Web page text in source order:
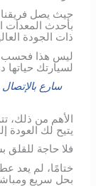
حيث يصل
بأحدث المعدات
ذات الجودة
ليس هذا فحسب،
لسيارتك حياتها
سارع
الأهم من ذلك،
يتيح لك العودة
فلا حاجة للقلق
ختامًا، لم يعد
بحل سريع